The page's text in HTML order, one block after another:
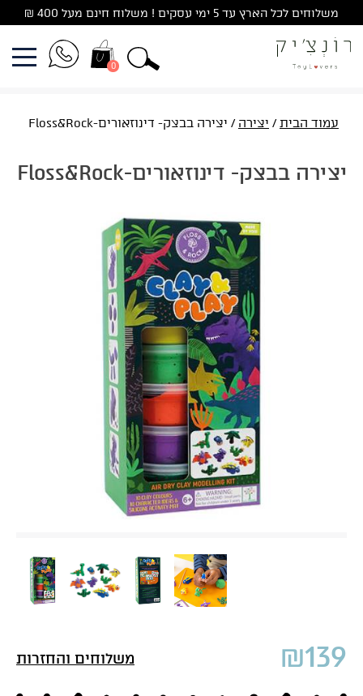
to
content
משלוחים לכל הארץ עד 5 ימי עסקים ! משלוח חינם מעל 400 ₪
0
עמוד הבית/ יצירה / יצירה בבצק- דינוזאורים-Floss&Rock
יצירה בבצק- דינוזאורים-Floss&Rock
₪139 משלוחים והחזרות